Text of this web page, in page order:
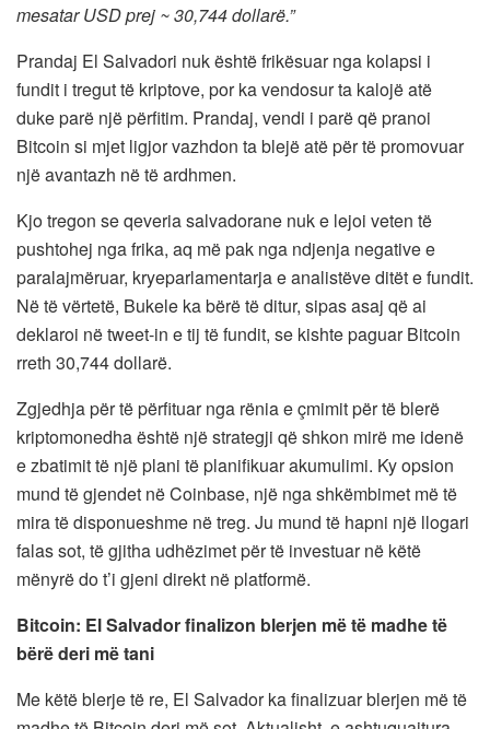
mesatar USD prej ~ 30,744 dollarë.”
Prandaj El Salvadori nuk është frikësuar nga kolapsi i
fundit i tregut të kriptove, por ka vendosur ta kalojë atë
duke parë një përfitim. Prandaj, vendi i parë që pranoi
Bitcoin si mjet ligjor vazhdon ta blejë atë për të promovuar
një avantazh në të ardhmen.
Kjo tregon se qeveria salvadorane nuk e lejoi veten të
pushtohej nga frika, aq më pak nga ndjenja negative e
paralajmëruar, kryeparlamentarja e analistëve ditët e fundit.
Në të vërtetë, Bukele ka bërë të ditur, sipas asaj që ai
deklaroi në tweet-in e tij të fundit, se kishte paguar Bitcoin
rreth 30,744 dollarë.
Zgjedhja për të përfituar nga rënia e çmimit për të blerë
kriptomonedha është një strategji që shkon mirë me idenë
e zbatimit të një plani të planifikuar akumulimi. Ky opsion
mund të gjendet në Coinbase, një nga shkëmbimet më të
mira të disponueshme në treg. Ju mund të hapni një llogari
falas sot, të gjitha udhëzimet për të investuar në këtë
mënyrë do t’i gjeni direkt në platformë.
Bitcoin: El Salvador finalizon blerjen më të madhe të
bërë deri më tani
Me këtë blerje të re, El Salvador ka finalizuar blerjen më të